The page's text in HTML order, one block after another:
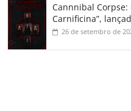
Cannnibal Corpse:
Carnificina”,
26 de setembro de